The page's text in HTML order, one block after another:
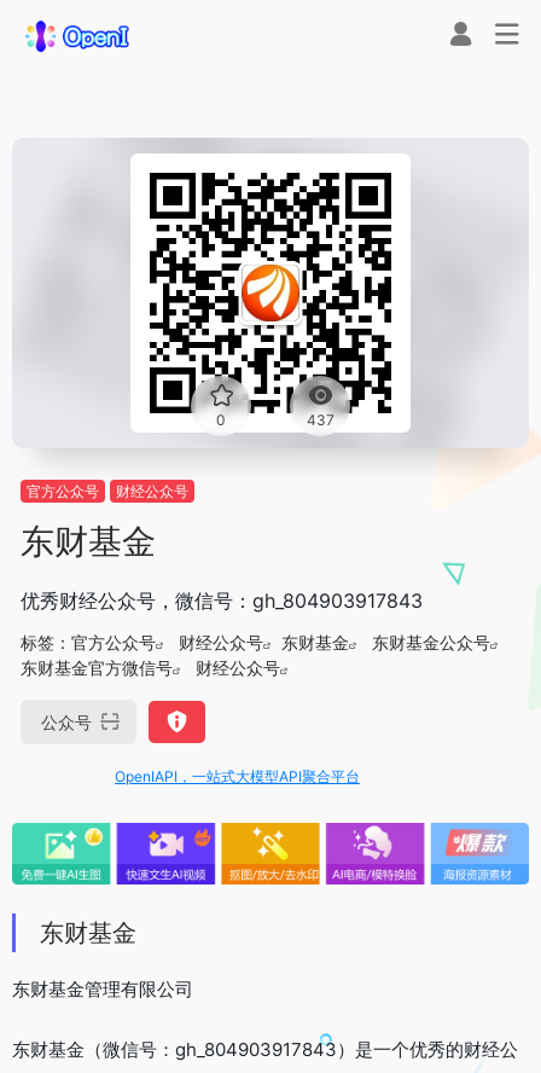
0 437
官方公众号 财经公众号
东财基金
优秀财经公众号，微信号：gh_804903917843
标签： 官方公众号 财经公众号 东财基金
东财基金公众号
东财基金官方微信号
财经公众号
公众号
OpenIAPI，一站式大模型API聚合平台
东财基金
东财基金管理有限公司
东财基金（微信号：gh_804903917843）是一个优秀的财经公